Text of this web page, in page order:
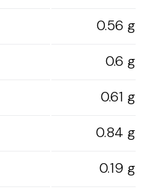
0.56 g
0.6 g
0.61 g
0.84 g
0.19 g